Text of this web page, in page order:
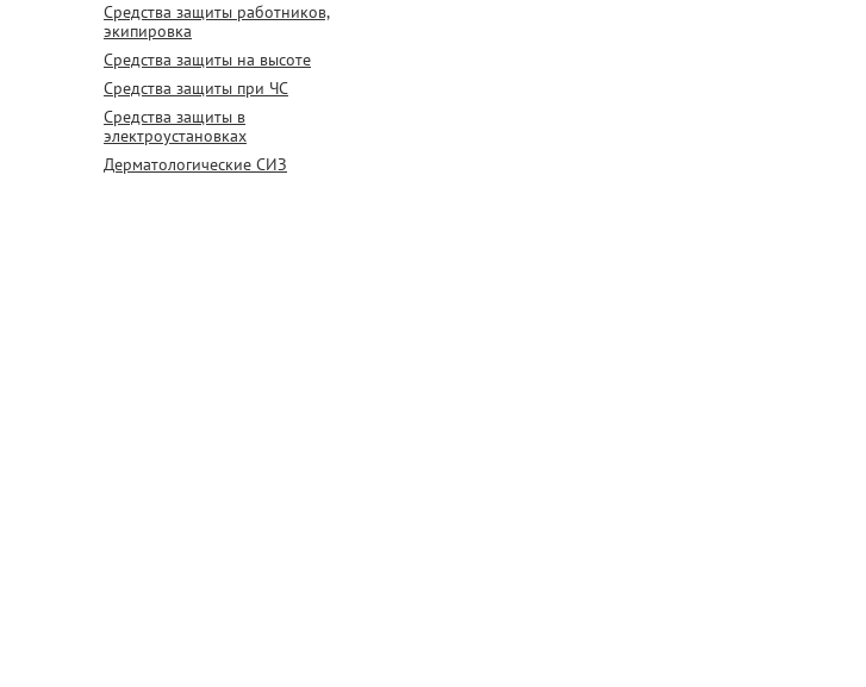
Средства защиты работников,
экипировка
Средства защиты на высоте
Средства защиты при ЧС
Средства защиты в
электроустановках
Дерматологические СИЗ